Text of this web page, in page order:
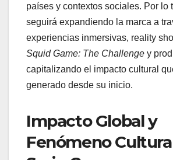
países y contextos sociales. Por lo
seguirá expandiendo la marca a
experiencias inmersivas, reality
Squid Game: The Challenge y
capitalizando el impacto cultural
generado desde su inicio.
Impacto Global y
Fenómeno